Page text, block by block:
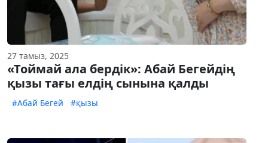
27 тамыз, 2025
«Тоймай ала бердік»: Абай Бегейдің
қызы тағы елдің сынына қалды
#Абай Бегей #қызы